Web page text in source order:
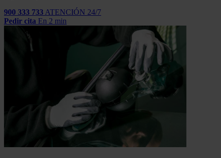
900 333 733 ATENCIÓN 24/7
Pedir cita En 2 min